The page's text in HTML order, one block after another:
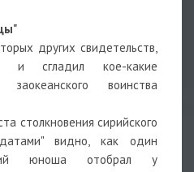
других свидетельств,
и сгладил кое-какие
воинства
столкновения сирийского
видно, как один
юноша отобрал у